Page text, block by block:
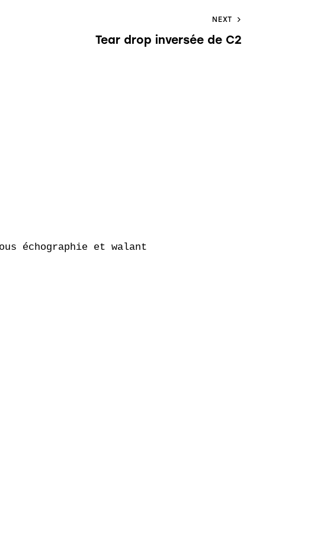
NEXT
Tear drop inversée de C2
échographie et walant